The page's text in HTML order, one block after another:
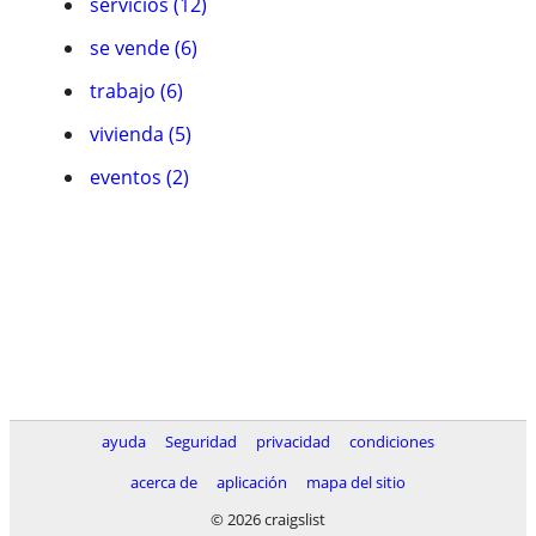
se vende (6)
trabajo (6)
vivienda (5)
eventos (2)
ayuda Seguridad privacidad
condiciones
acerca de
aplicación
mapa del sitio
© 2026 craigslist